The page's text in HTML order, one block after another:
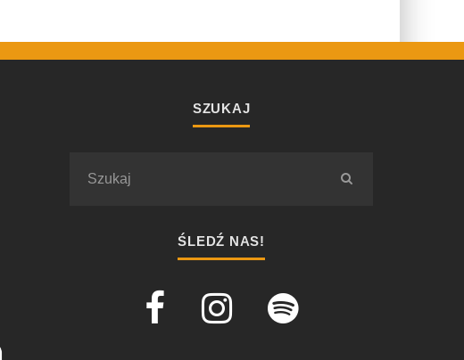
SZUKAJ
ŚLEDŹ NAS!